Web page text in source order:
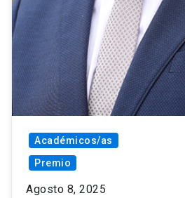
Académicos/as
Premio
Agosto 8, 2025